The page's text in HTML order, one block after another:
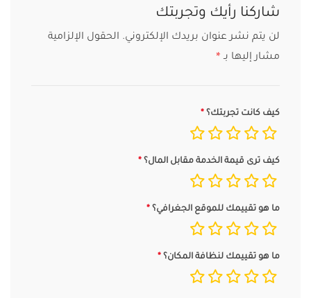
شاركنا رأيك وتجربتك
لن يتم نشر عنوان بريدك الإلكتروني. الحقول الإلزامية
مشار إليها بـ *
كيف كانت تجربتك؟
كيف ترى قيمة الخدمة مقابل المال؟
ما هو تقييمك للموقع الجغرافي؟
ما هو تقييمك لنظافة المكان؟